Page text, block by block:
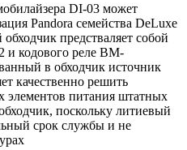
DI-03 может
Pandora семейства DeLuxe
предстваляет собой
и кодового реле BM-
в обходчик источник
качественно решить
элементов питания штатных
поскольку литиевый
срок службы и не